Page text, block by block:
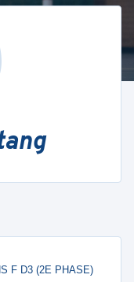
F D3 (2E PHASE)